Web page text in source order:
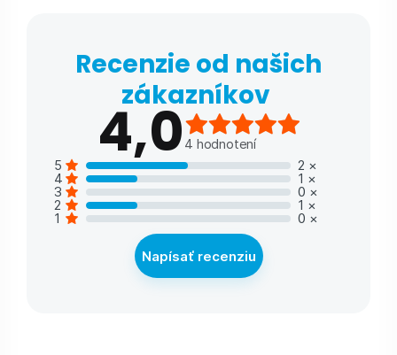
Recenzie od našich
zákazníkov
4,0 4 hodnotení
5
2 ×
4 1 ×
3 0 ×
2 1 ×
1 0 ×
Napísať recenziu